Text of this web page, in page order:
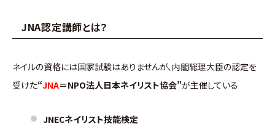
JNA認定講師とは？
ネイルの資格には国家試験はありませんが、内閣総理大臣の認定を
受けた“JNA＝NPO法人日本ネイリスト協会”が主催している
JNECネイリスト技能検定